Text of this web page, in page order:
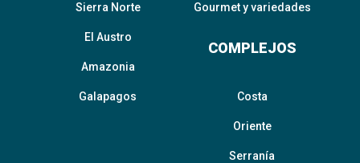
Sierra Norte
El Austro
Amazonia
Galapagos
Gourmet y variedades
COMPLEJOS
Costa
Oriente
Serranía